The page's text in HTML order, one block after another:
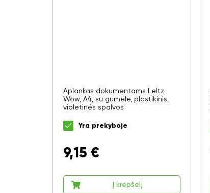
Aplankas dokumentams LeItz
Wow, A4, su gumele, plastikinis,
violetinės spalvos
Yra prekyboje
9,15 €
Į krepšelį